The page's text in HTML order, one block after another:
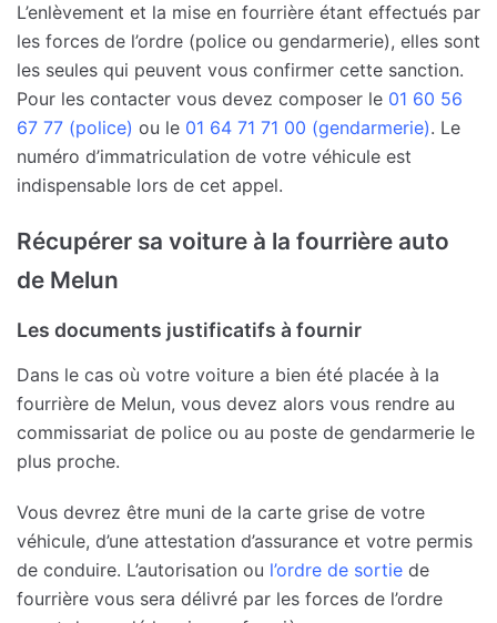
L’enlèvement et la mise en fourrière étant effectués par
les forces de l’ordre (police ou gendarmerie), elles sont
les seules qui peuvent vous confirmer cette sanction.
Pour les contacter vous devez composer le 01 60 56
67 77 (police) ou le 01 64 71 71 00 (gendarmerie). Le
numéro d’immatriculation de votre véhicule est
indispensable lors de cet appel.
Récupérer sa voiture à la fourrière auto
de Melun
Les documents justificatifs à fournir
Dans le cas où votre voiture a bien été placée à la
fourrière de Melun, vous devez alors vous rendre au
commissariat de police ou au poste de gendarmerie le
plus proche.
Vous devrez être muni de la carte grise de votre
véhicule, d’une attestation d’assurance et votre permis
de conduire. L’autorisation ou l’ordre de sortie de
fourrière vous sera délivré par les forces de l’ordre